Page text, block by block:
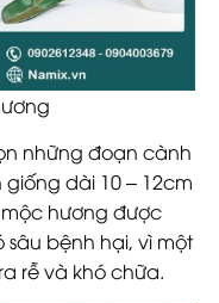
những đoạn cành
dài 10 – 12cm
hương được
bệnh hại, vì một
rễ và khó chữa.